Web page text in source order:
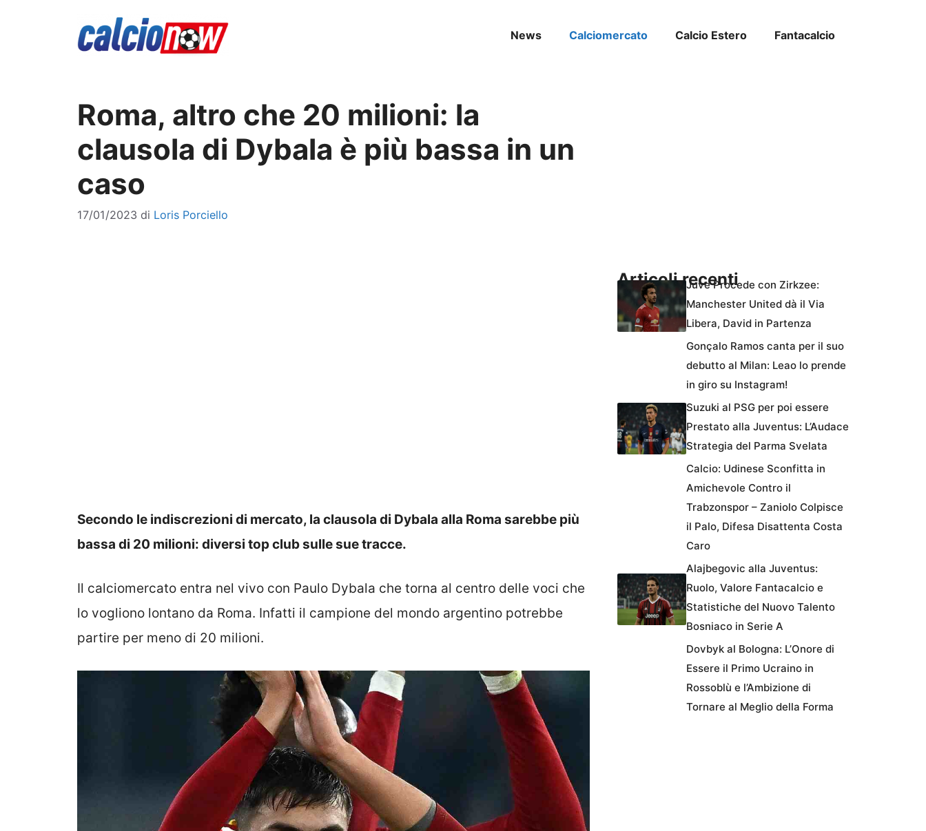
News Calciomercato Calcio Estero Fantacalcio
Roma, altro che 20 milioni: la
clausola di Dybala è più bassa in un
caso
17/01/2023 di Loris Porciello
Secondo le indiscrezioni di mercato, la clausola di Dybala alla Roma sarebbe più
bassa di 20 milioni: diversi top club sulle sue tracce.
Il calciomercato entra nel vivo con Paulo Dybala che torna al centro delle voci che
lo vogliono lontano da Roma. Infatti il campione del mondo argentino potrebbe
partire per meno di 20 milioni.
Articoli recentiJuve Procede con Zirkzee:
Manchester United dà il Via
Libera, David in Partenza
Gonçalo Ramos canta per il suo
debutto al Milan: Leao lo prende
in giro su Instagram!
Suzuki al PSG per poi essere
Prestato alla Juventus: L’Audace
Strategia del Parma Svelata
Calcio: Udinese Sconfitta in
Amichevole Contro il
Trabzonspor – Zaniolo Colpisce
il Palo, Difesa Disattenta Costa
Caro
Alajbegovic alla Juventus:
Ruolo, Valore Fantacalcio e
Statistiche del Nuovo Talento
Bosniaco in Serie A
Dovbyk al Bologna: L’Onore di
Essere il Primo Ucraino in
Rossoblù e l’Ambizione di
Tornare al Meglio della Forma